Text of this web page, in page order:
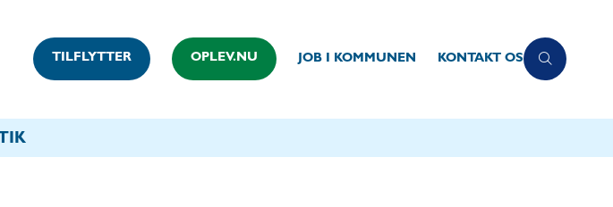
TILFLYTTER OPLEV.NU JOB I KOMMUNEN KONTAKT OS